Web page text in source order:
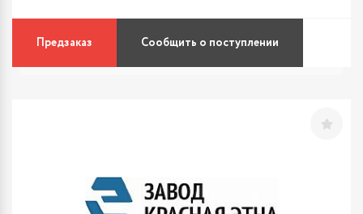
Предзаказ Сообщить о поступлении